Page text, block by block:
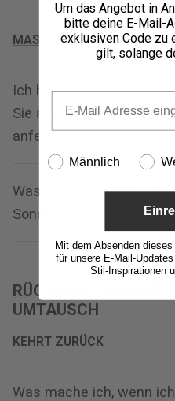
MASSANFERTIGUNG
Ich habe eine Jacke, die
Sie anhand der Maße
anfertigen?
Was passiert, wenn ich
Sondergröße bestelle
RÜCKGABE,
UMTAUSCH
KEHRT ZURÜCK
Was mache ich, wenn
Um das Angebot in
bitte deine E-Mail-
exklusiven Code zu
gilt, solange
Männlich
Mit dem Absenden
für unsere E-Mail-
Stil-Inspirationen